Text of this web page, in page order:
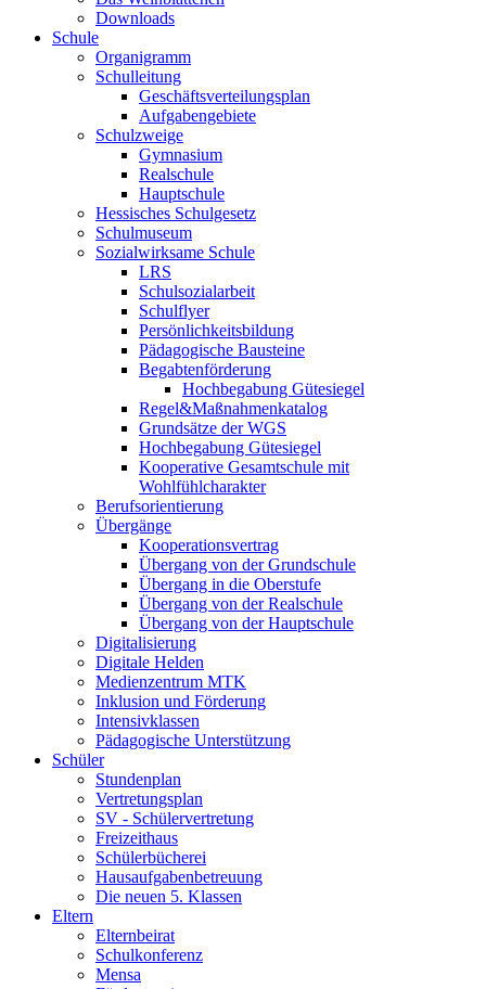
Downloads
Schule
Organigramm
Schulleitung
Geschäftsverteilungsplan
Aufgabengebiete
Schulzweige
Gymnasium
Realschule
Hauptschule
Hessisches Schulgesetz
Schulmuseum
Sozialwirksame Schule
LRS
Schulsozialarbeit
Schulflyer
Persönlichkeitsbildung
Pädagogische Bausteine
Begabtenförderung
Hochbegabung Gütesiegel
Regel&Maßnahmenkatalog
Grundsätze der WGS
Hochbegabung Gütesiegel
Kooperative Gesamtschule mit
Wohlfühlcharakter
Berufsorientierung
Übergänge
Kooperationsvertrag
Übergang von der Grundschule
Übergang in die Oberstufe
Übergang von der Realschule
Übergang von der Hauptschule
Digitalisierung
Digitale Helden
Medienzentrum MTK
Inklusion und Förderung
Intensivklassen
Pädagogische Unterstützung
Schüler
Stundenplan
Vertretungsplan
SV - Schülervertretung
Freizeithaus
Schülerbücherei
Hausaufgabenbetreuung
Die neuen 5. Klassen
Eltern
Elternbeirat
Schulkonferenz
Mensa